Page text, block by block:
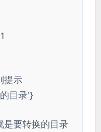
提示
目录'}
是要转换的目录